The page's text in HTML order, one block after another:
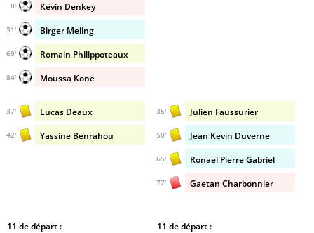
Kevin Denkey
8'
Birger Meling
31'
Romain Philippoteaux
69'
Moussa Kone
84'
Lucas Deaux
37'
Yassine Benrahou
42'
Julien Faussurier
35'
Jean Kevin Duverne
50'
Ronael Pierre Gabriel
65'
Gaetan Charbonnier
77'
11 de départ : 11 de départ :